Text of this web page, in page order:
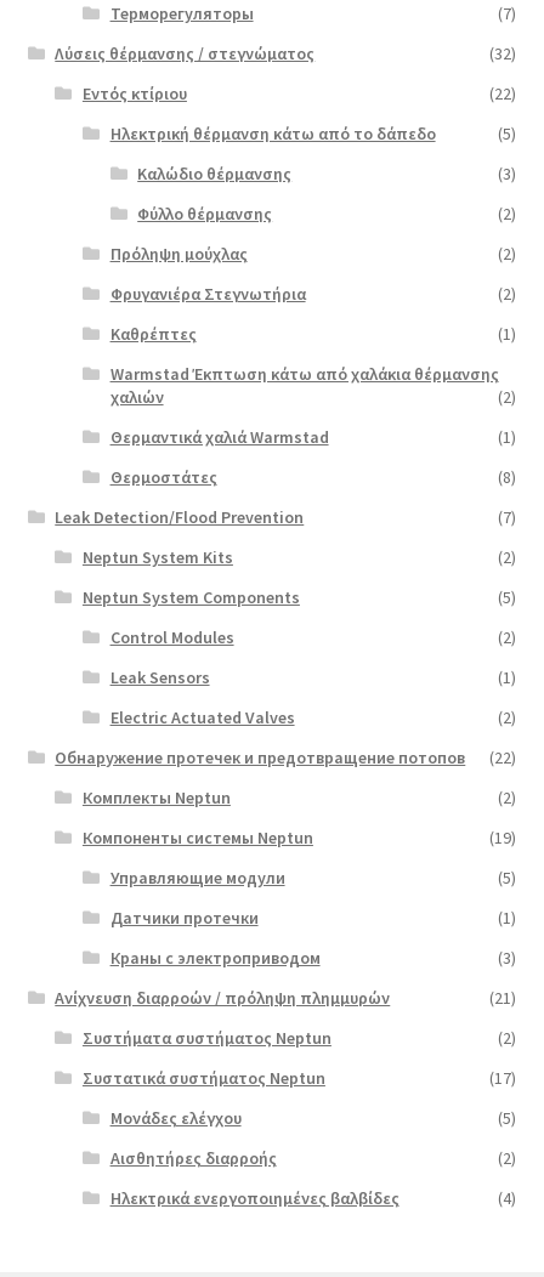
Терморегуляторы
(7)
Λύσεις θέρμανσης / στεγνώματος
(32)
Εντός κτίριου
(22)
Ηλεκτρική θέρμανση κάτω από το δάπεδο
(5)
Καλώδιο θέρμανσης
(3)
Φύλλο θέρμανσης
(2)
Πρόληψη μούχλας
(2)
Φρυγανιέρα Στεγνωτήρια
(2)
Καθρέπτες
(1)
Warmstad Έκπτωση κάτω από χαλάκια θέρμανσης
χαλιών
(2)
Θερμαντικά χαλιά Warmstad
(1)
Θερμοστάτες
(8)
Leak Detection/Flood Prevention
(7)
Neptun System Kits
(2)
Neptun System Components
(5)
Control Modules
(2)
Leak Sensors
(1)
Electric Actuated Valves
(2)
Обнаружение протечек и предотвращение потопов
(22)
Комплекты Neptun
(2)
Компоненты системы Neptun
(19)
Управляющие модули
(5)
Датчики протечки
(1)
Краны с электроприводом
(3)
Ανίχνευση διαρροών / πρόληψη πλημμυρών
(21)
Συστήματα συστήματος Neptun
(2)
Συστατικά συστήματος Neptun
(17)
Μονάδες ελέγχου
(5)
Αισθητήρες διαρροής
(2)
Ηλεκτρικά ενεργοποιημένες βαλβίδες
(4)